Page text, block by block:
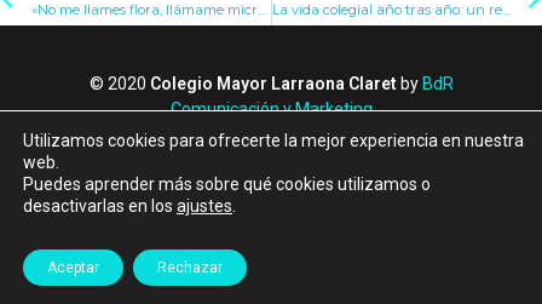
«No me llames flora, llámame microbiota» La vida colegial año tras año: un recorrido de crecimiento
© 2020 Colegio Mayor Larraona Claretby BdR
Comunicación y Marketing
Política de Privacidad
Canal de denuncias
Albergue Larraona
Utilizamos cookies para ofrecerte la mejor experiencia en nuestra
web.
Puedes aprender más sobre qué cookies utilizamos o
desactivarlas en los ajustes
Aceptar Rechazar